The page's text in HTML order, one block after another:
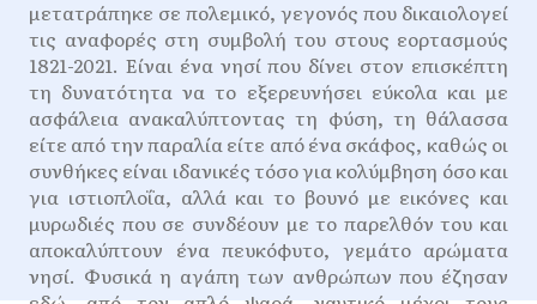
μετατράπηκε σε πολεμικό, γεγονός που δικαιολογεί
τις αναφορές στη συμβολή του στους εορτασμούς
1821-2021. Είναι ένα νησί που δίνει στον επισκέπτη
τη δυνατότητα να το εξερευνήσει εύκολα και με
ασφάλεια ανακαλύπτοντας τη φύση, τη θάλασσα
είτε από την παραλία είτε από ένα σκάφος, καθώς οι
συνθήκες είναι ιδανικές τόσο για κολύμβηση όσο και
για ιστιοπλοΐα, αλλά και το βουνό με εικόνες και
μυρωδιές που σε συνδέουν με το παρελθόν του και
αποκαλύπτουν ένα πευκόφυτο, γεμάτο αρώματα
νησί. Φυσικά η αγάπη των ανθρώπων που έζησαν